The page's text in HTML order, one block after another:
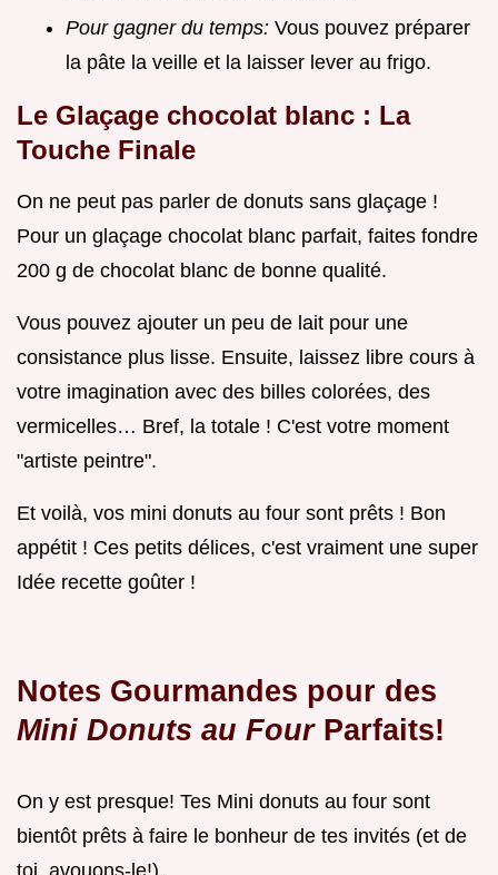
Pour gagner du temps: Vous pouvez préparer
la pâte la veille et la laisser lever au frigo.
Le Glaçage chocolat blanc : La
Touche Finale
On ne peut pas parler de donuts sans glaçage !
Pour un glaçage chocolat blanc parfait, faites fondre
200 g de chocolat blanc de bonne qualité.
Vous pouvez ajouter un peu de lait pour une
consistance plus lisse. Ensuite, laissez libre cours à
votre imagination avec des billes colorées, des
vermicelles… Bref, la totale ! C'est votre moment
"artiste peintre".
Et voilà, vos mini donuts au four sont prêts ! Bon
appétit ! Ces petits délices, c'est vraiment une super
Idée recette goûter !
Notes Gourmandes pour des
Mini Donuts au Four Parfaits!
On y est presque! Tes Mini donuts au four sont
bientôt prêts à faire le bonheur de tes invités (et de